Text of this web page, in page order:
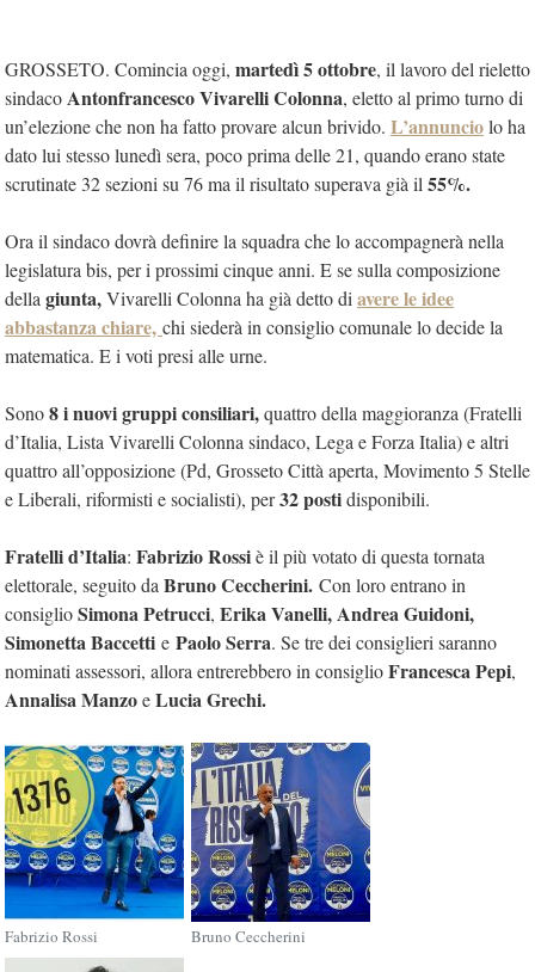
GROSSETO. Comincia oggi, martedì 5 ottobre, il lavoro del rieletto
sindacoAntonfrancesco Vivarelli Colonna, eletto al primo turno di
un’elezione che non ha fatto provare alcun brivido. L’annunciolo ha
dato lui stesso lunedì sera, poco prima delle 21, quando erano state
scrutinate 32 sezioni su 76 ma il risultato superava già il 55%.
Ora il sindaco dovrà definire la squadra che lo accompagnerà nella
legislatura bis, per i prossimi cinque anni. E se sulla composizione
della giunta,Vivarelli Colonna ha già detto di avere le idee
abbastanza chiare, chi siederà in consiglio comunale lo decide la
matematica. E i voti presi alle urne.
Sono8 i nuovi gruppi consiliari,quattro della maggioranza (Fratelli
d’Italia, Lista Vivarelli Colonna sindaco, Lega e Forza Italia) e altri
quattro all’opposizione (Pd, Grosseto Città aperta, Movimento 5 Stelle
e Liberali, riformisti e socialisti), per32 postidisponibili.
Fratelli d’Italia: Fabrizio Rossiè il più votato di questa tornata
elettorale, seguito da Bruno Ceccherini. Con loro entrano in
consiglioSimona Petrucci, Erika Vanelli, Andrea Guidoni,
Simonetta Baccetti e Paolo Serra. Se tre dei consiglieri saranno
nominati assessori, allora entrerebbero in consiglioFrancesca Pepi,
Annalisa ManzoeLucia Grechi.
Fabrizio Rossi Bruno Ceccherini